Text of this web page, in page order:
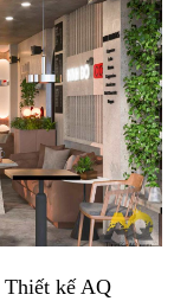
Thiết kế AQ